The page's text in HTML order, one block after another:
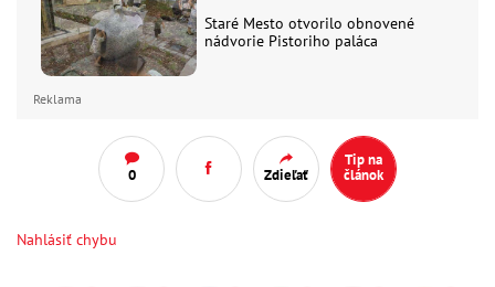
Staré Mesto otvorilo obnovené
nádvorie Pistoriho paláca
Reklama
0 Zdieľať
Tip na
článok
Nahlásiť chybu